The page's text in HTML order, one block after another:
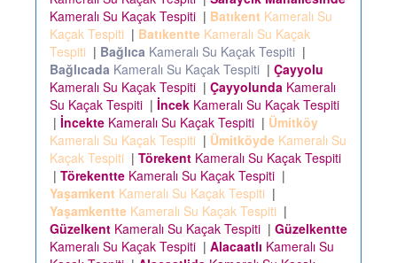
Kameralı Su Kaçak Tespiti | Batıkent Kameralı Su
Kaçak Tespiti | Batıkentte Kameralı Su Kaçak
Tespiti | Bağlıca Kameralı Su Kaçak Tespiti |
Bağlıcada Kameralı Su Kaçak Tespiti | Çayyolu
Kameralı Su Kaçak Tespiti | Çayyolunda Kameralı
Su Kaçak Tespiti | İncek Kameralı Su Kaçak Tespiti
| İncekte Kameralı Su Kaçak Tespiti | Ümitköy
Kameralı Su Kaçak Tespiti | Ümitköyde Kameralı Su
Kaçak Tespiti | Törekent Kameralı Su Kaçak Tespiti
| Törekentte Kameralı Su Kaçak Tespiti |
Yaşamkent Kameralı Su Kaçak Tespiti |
Yaşamkentte Kameralı Su Kaçak Tespiti |
Güzelkent Kameralı Su Kaçak Tespiti | Güzelkentte
Kameralı Su Kaçak Tespiti | Alacaatlı Kameralı Su